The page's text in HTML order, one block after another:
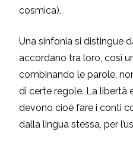
cosmica).
Una sinfonia si distingue
accordano tra loro, così
combinando le parole,
di certe regole. La libertà
devono cioè fare i conti
dalla lingua stessa, per